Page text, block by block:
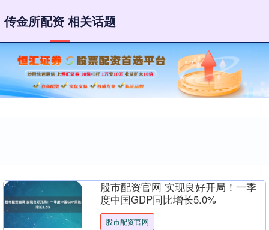
传金所配资 相关话题
股市配资官网 实现良好开局！一季
度中国GDP同比增长5.0%
股市配资官网